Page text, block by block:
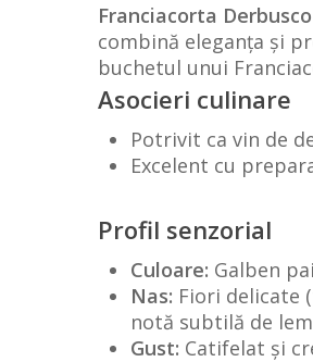
Franciacorta
combină eleganța și
buchetul unui
Asocieri culinare
Potrivit ca vin de
Excelent cu
Profil senzorial
Culoare: Galben
Nas: Fiori delicate
notă subtilă de
Gust: Catifelat și